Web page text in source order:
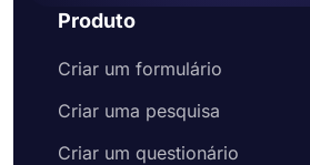
Produto
Criar um formulário
Criar uma pesquisa
Criar um questionário